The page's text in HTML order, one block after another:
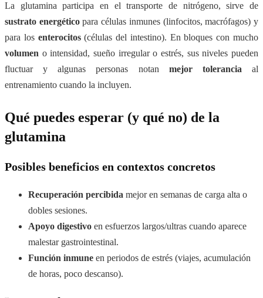
La glutamina participa en el transporte de nitrógeno, sirve de
sustrato energéticopara células inmunes (linfocitos, macrófagos) y
para los enterocitos(células del intestino). En bloques con mucho
volumen o intensidad, sueño irregular o estrés, sus niveles pueden
fluctuar y algunas personas notan mejor tolerancia al
entrenamiento cuando la incluyen.
Qué puedes esperar (y qué no) de la
glutamina
Posibles beneficios en contextos concretos
Recuperación percibida mejor en semanas de carga alta o
dobles sesiones.
Apoyo digestivo en esfuerzos largos/ultras cuando aparece
malestar gastrointestinal.
Función inmune en periodos de estrés (viajes, acumulación
de horas, poco descanso).